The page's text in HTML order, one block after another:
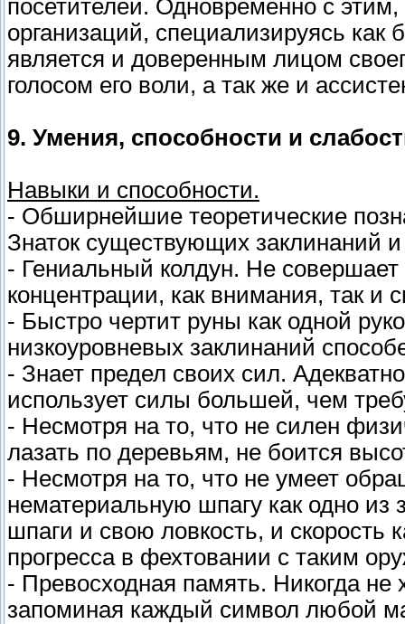
посетителей. Одновременно с
организаций, специализируясь
является и доверенным лицом
голосом его воли, а так же и
9. Умения, способности и
Навыки и способности.
- Обширнейшие теоретические
Знаток существующих заклинаний
- Гениальный колдун. Не
концентрации, как внимания, так и
- Быстро чертит руны как одной
низкоуровневых заклинаний
- Знает предел своих сил.
использует силы большей, чем
- Несмотря на то, что не силен
лазать по деревьям, не боится
- Несмотря на то, что не умеет
нематериальную шпагу как одно из
шпаги и свою ловкость, и скорость
прогресса в фехтовании с таким
- Превосходная память. Никогда
запоминая каждый символ любой